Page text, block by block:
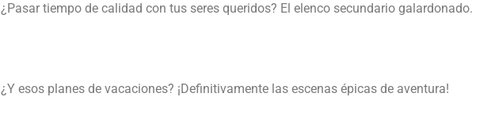
¿Pasar tiempo de calidad con tus seres queridos? El elenco secundario galardonado.
¿Y esos planes de vacaciones? ¡Definitivamente las escenas épicas de aventura!